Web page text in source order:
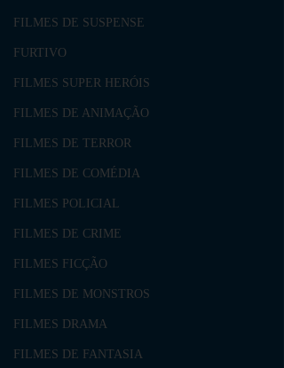
FILMES DE SUSPENSE
FURTIVO
FILMES SUPER HERÓIS
FILMES DE ANIMAÇÃO
FILMES DE TERROR
FILMES DE COMÉDIA
FILMES POLICIAL
FILMES DE CRIME
FILMES FICÇÃO
FILMES DE MONSTROS
FILMES DRAMA
FILMES DE FANTASIA